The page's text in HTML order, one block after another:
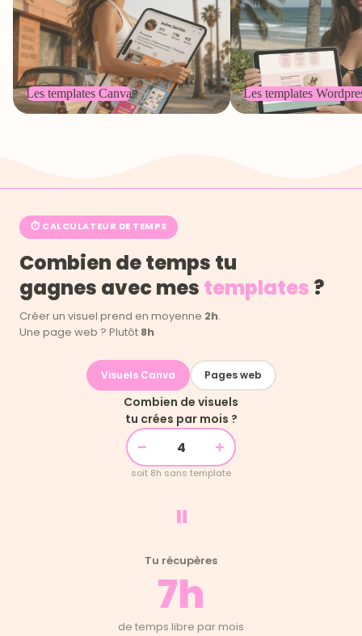
Les templates Canva Les templates
⏱ CALCULATEUR DE TEMPS
Combien de temps tu
gagnes avec mes templates ?
Créer un visuel prend en moyenne 2h.
Une page web ? Plutôt 8h
Visuels Canva Pages web
Combien de visuels
tu crées par mois ?
− +
soit 8h sans template
Tu récupères
7h
de temps libre par mois